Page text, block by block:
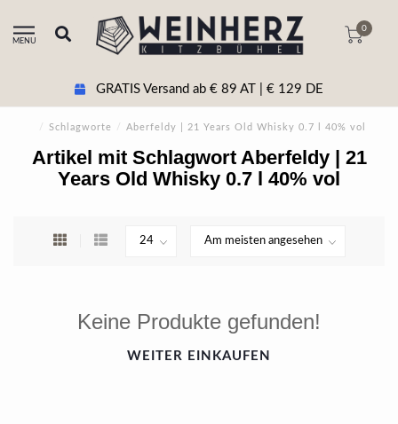
MENU
0
GRATIS Versand ab € 89 AT | € 129 DE
/ Schlagworte / Aberfeldy | 21 Years Old Whisky 0.7 l 40% vol
Artikel mit Schlagwort Aberfeldy | 21
Years Old Whisky 0.7 l 40% vol
Keine Produkte gefunden!
WEITER EINKAUFEN